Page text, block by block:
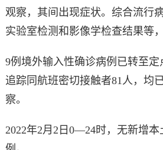
观察，其间出现症状。综合流行
实验室检测和影像学检查结果等
9例境外输入性确诊病例已转至
追踪同航班密切接触者81人，均
察。
2022年2月2日0—24时，无新增